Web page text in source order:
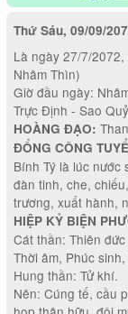
Thứ Sáu, 09/09/
Là ngày 27/7/
Nhâm Thìn)
Giờ đầu ngày:
Trực Định - Sao Quỷ
HOÀNG ĐẠO:
ĐỔNG CÔNG
Bính Tý là lúc nước
đàn tinh, che,
trương, xuất hành,
HIỆP KỶ BIỆN
Cát thần: Thiên
Thời âm, Phúc
Hung thần: Tử khí.
Nên: Cúng tế, cầu